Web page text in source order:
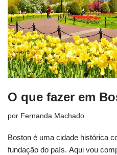
O que fazer em
por Fernanda Machado
Boston é uma cidade histórica
fundação do país. Aqui vou